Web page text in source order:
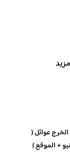
عوائل (
+ الموقع )